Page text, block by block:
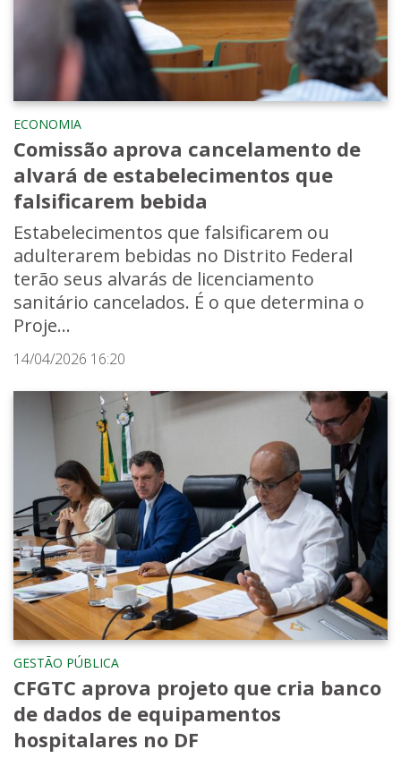
ECONOMIA
Comissão aprova cancelamento de
alvará de estabelecimentos que
falsificarem bebida
Estabelecimentos que falsificarem ou
adulterarem bebidas no Distrito Federal
terão seus alvarás de licenciamento
sanitário cancelados. É o que determina o
Proje...
14/04/2026 16:20
GESTÃO PÚBLICA
CFGTC aprova projeto que cria banco
de dados de equipamentos
hospitalares no DF